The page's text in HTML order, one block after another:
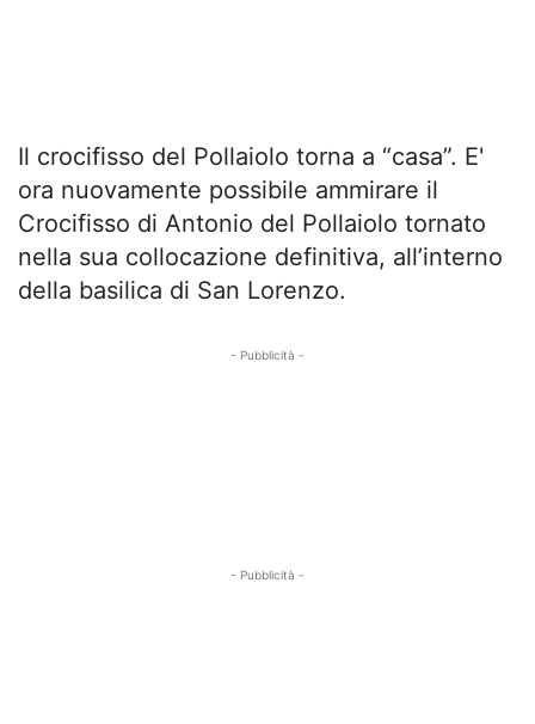
Il crocifisso del Pollaiolo torna a “casa”. E'
ora nuovamente possibile ammirare il
Crocifisso di Antonio del Pollaiolo tornato
nella sua collocazione definitiva, all’interno
della basilica di San Lorenzo.
- Pubblicità -
- Pubblicità -